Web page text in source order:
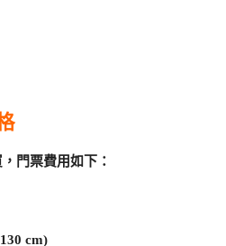
門票費用如下：
cm)